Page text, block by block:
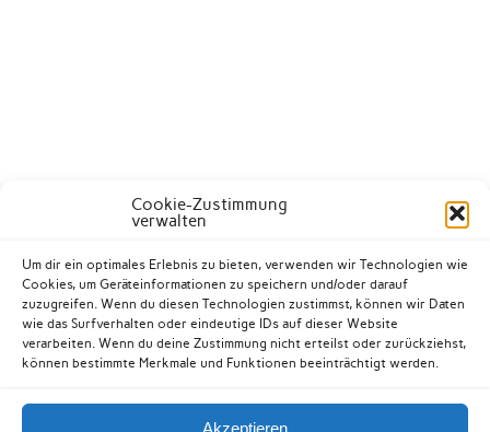
Cookie-Zustimmung
verwalten
Um dir ein optimales Erlebnis zu bieten, verwenden wir Technologien wie
Cookies, um Geräteinformationen zu speichern und/oder darauf
zuzugreifen. Wenn du diesen Technologien zustimmst, können wir Daten
wie das Surfverhalten oder eindeutige IDs auf dieser Website
verarbeiten. Wenn du deine Zustimmung nicht erteilst oder zurückziehst,
können bestimmte Merkmale und Funktionen beeinträchtigt werden.
Akzeptieren